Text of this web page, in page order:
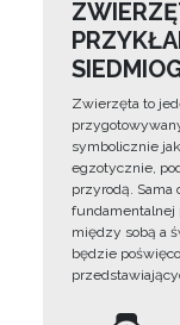
Zwierzęta to
symbolicznie
egzotycznie,
przyrodą.
fundamentalnej
między sobą a
będzie